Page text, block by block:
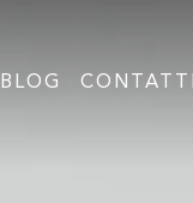
BLOG CONTATTI